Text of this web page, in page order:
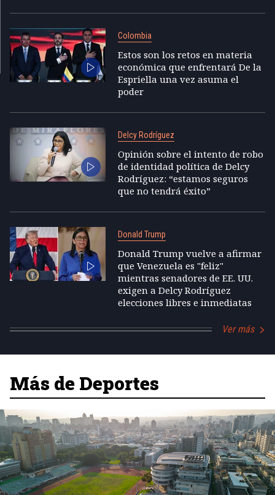
Colombia
Estos son los retos en materia
económica que enfrentará De la
Espriella una vez asuma el
poder
Delcy Rodríguez
Opinión sobre el intento de robo
de identidad política de Delcy
Rodríguez: “estamos seguros
que no tendrá éxito”
Donald Trump
Donald Trump vuelve a afirmar
que Venezuela es "feliz"
mientras senadores de EE. UU.
exigen a Delcy Rodríguez
elecciones libres e inmediatas
Ver más
Más de Deportes